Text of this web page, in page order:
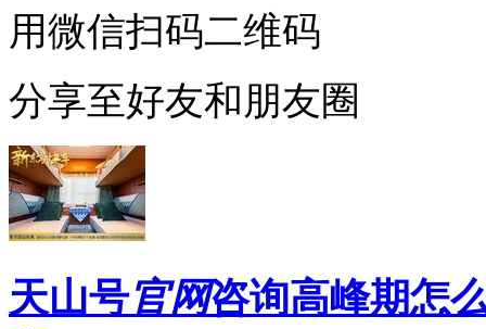
用微信扫码二维码
分享至好友和朋友圈
天山号官网咨询高峰期怎